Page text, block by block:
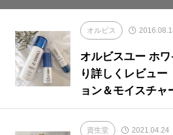
オルビス
オルビスユー ホ
り詳しくレビュ
ョン＆モイスチャ
資生堂 2021.04.24